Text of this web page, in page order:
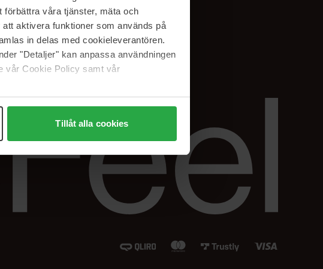
våra tjänster, mäta och
aktivera funktioner som används på
in delas med cookieleverantören.
"Detaljer" kan anpassa användningen
vår Cookie Policy samt vår
Tillåt alla cookies
Facebook
LinkedIn